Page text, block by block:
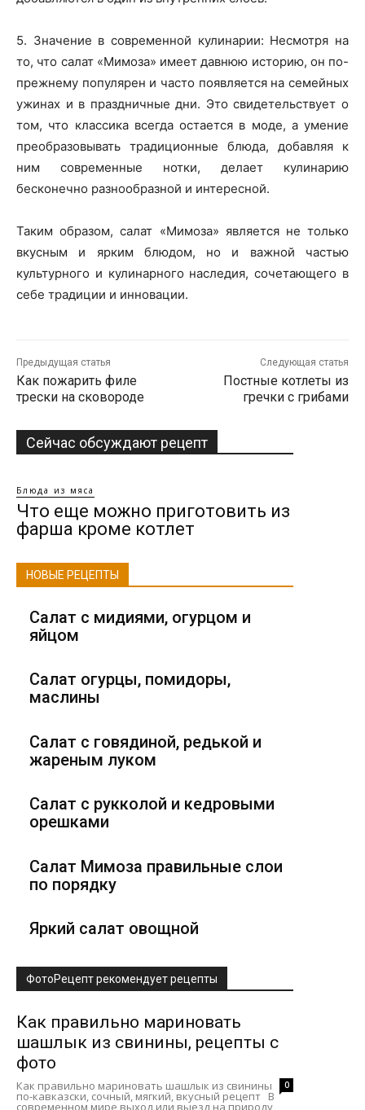
5. Значение в современной кулинарии: Несмотря на
то, что салат «Мимоза» имеет давнюю историю, он по-
прежнему популярен и часто появляется на семейных
ужинах и в праздничные дни. Это свидетельствует о
том, что классика всегда остается в моде, а умение
преобразовывать традиционные блюда, добавляя к
ним современные нотки, делает кулинарию
бесконечно разнообразной и интересной.
Таким образом, салат «Мимоза» является не только
вкусным и ярким блюдом, но и важной частью
культурного и кулинарного наследия, сочетающего в
себе традиции и инновации.
Предыдущая статья
Как пожарить филе
трески на сковороде
Следующая статья
Постные котлеты из
гречки с грибами
Сейчас обсуждают рецепт
Блюда из мяса
Что еще можно приготовить из
фарша кроме котлет
НОВЫЕ РЕЦЕПТЫ
Салат с мидиями, огурцом и
яйцом
Салат огурцы, помидоры,
маслины
Салат с говядиной, редькой и
жареным луком
Салат с рукколой и кедровыми
орешками
Салат Мимоза правильные слои
по порядку
Яркий салат овощной
ФотоРецепт рекомендует рецепты
Как правильно мариновать
шашлык из свинины, рецепты с
фото
0
Как правильно мариновать шашлык из свинины
по-кавказски, сочный, мягкий, вкусный рецепт В